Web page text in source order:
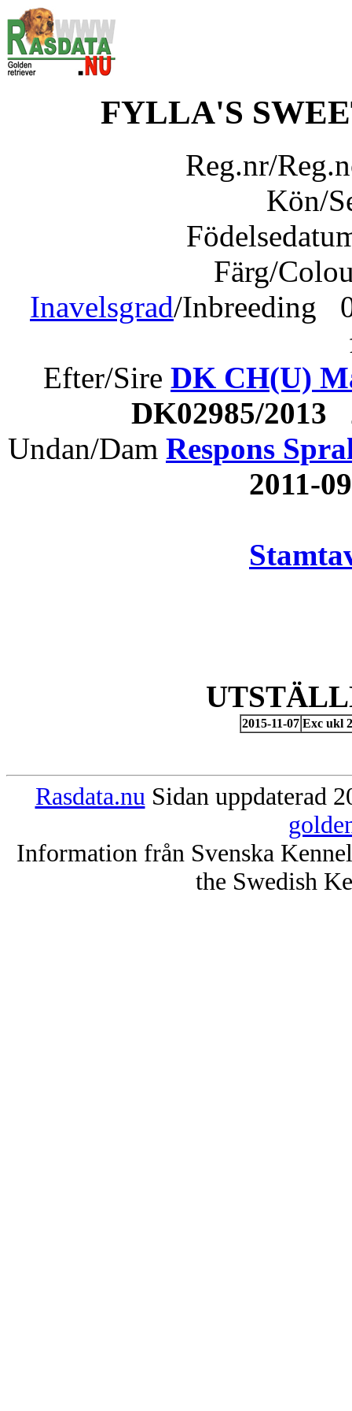
FYLLA'S
Reg.nr/
Kön/
Färg/
Inavelsgrad/Inbreeding
Efter/Sire DK CH(U)
DK02985/
Undan/Dam Respons
2011-
2015-11-07 Exc ukl
Rasdata.nu Sidan uppdaterad
Information från Svenska
the Swedish